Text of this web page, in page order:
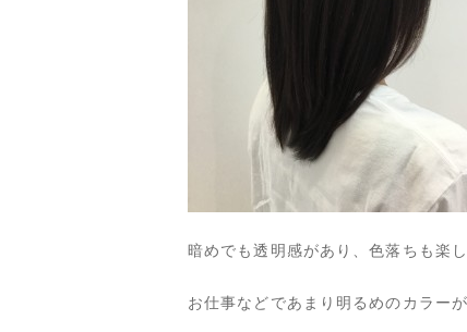
暗めでも透明感があり、色落ちも楽
お仕事などであまり明るめのカラー